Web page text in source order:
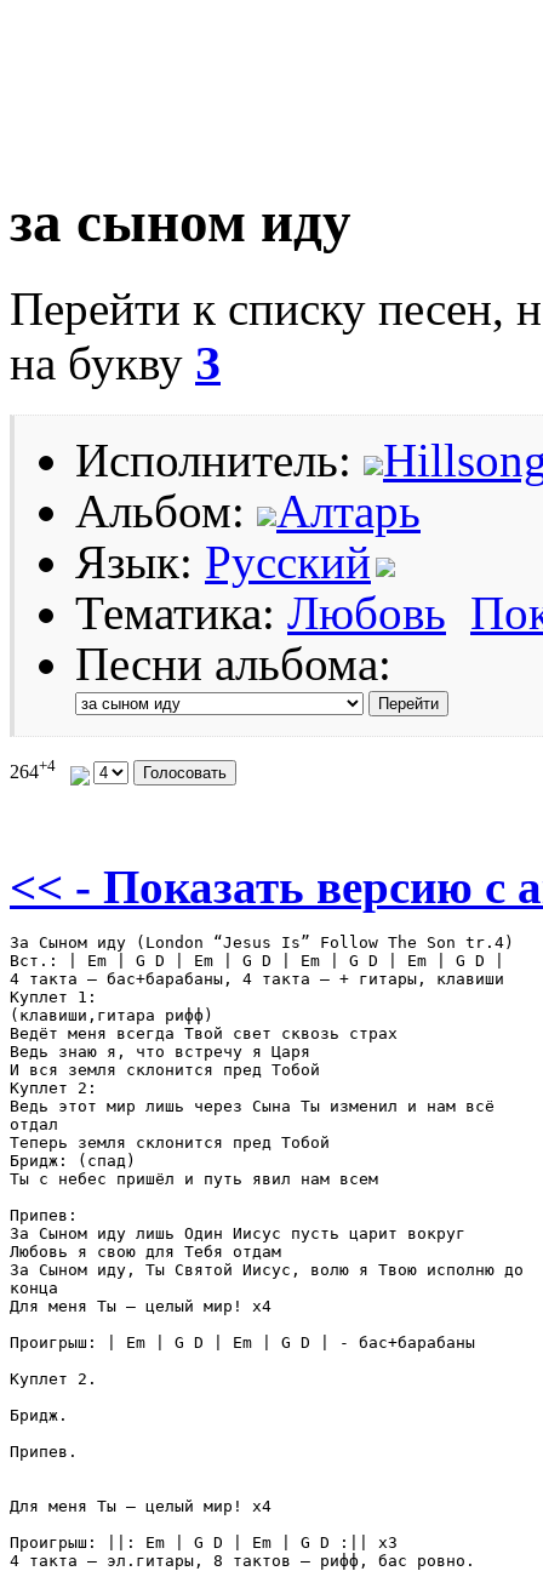
за сыном иду
Перейти к списку песен,
на букву З
Исполнитель:
Альбом:
Алтарь
Язык: Русский
Тематика: Любовь
Песни альбома:
264+4
<< - Показать версию c
За Сыном иду (London “Jesus Is” Follow The Son tr.4)
Вст.: | Em | G D | Em | G D | Em | G D | Em | G D |
4 такта – бас+барабаны, 4 такта – + гитары, клавиши
Куплет 1:
(клавиши,гитара рифф)
Ведёт меня всегда Твой свет сквозь страх
Ведь знаю я, что встречу я Царя
И вся земля склонится пред Тобой
Куплет 2:
Ведь этот мир лишь через Сына Ты изменил и нам всё
отдал
Теперь земля склонится пред Тобой
Бридж: (спад)
Ты с небес пришёл и путь явил нам всем
Припев:
За Сыном иду лишь Один Иисус пусть царит вокруг
Любовь я свою для Тебя отдам
За Сыном иду, Ты Святой Иисус, волю я Твою исполню до
конца
Для меня Ты – целый мир! х4
Проигрыш: | Em | G D | Em | G D | - бас+барабаны
Куплет 2.
Бридж.
Припев.
Для меня Ты – целый мир! х4
Проигрыш: ||: Em | G D | Em | G D :|| х3
4 такта – эл.гитары, 8 тактов – рифф, бас ровно.